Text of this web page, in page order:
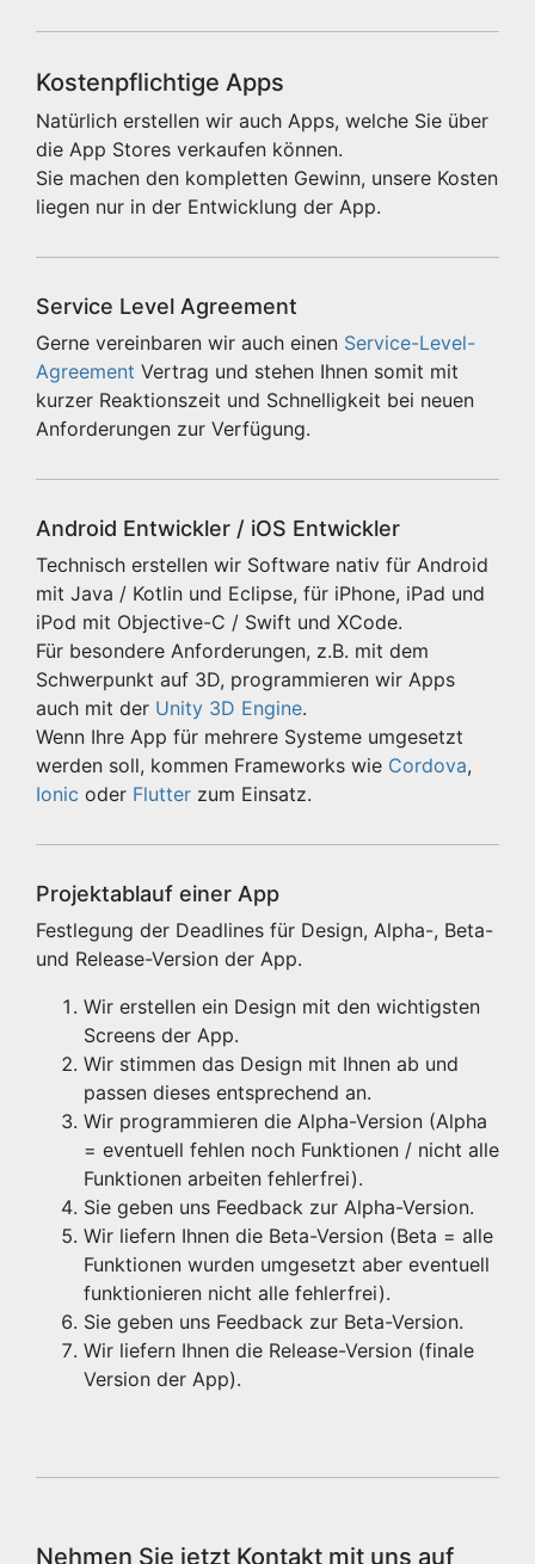
Kostenpflichtige Apps
Natürlich erstellen wir auch Apps, welche Sie über
die App Stores verkaufen können.
Sie machen den kompletten Gewinn, unsere Kosten
liegen nur in der Entwicklung der App.
Service Level Agreement
Gerne vereinbaren wir auch einen Service-Level-
Agreement Vertrag und stehen Ihnen somit mit
kurzer Reaktionszeit und Schnelligkeit bei neuen
Anforderungen zur Verfügung.
Android Entwickler / iOS Entwickler
Technisch erstellen wir Software nativ für Android
mit Java / Kotlin und Eclipse, für iPhone, iPad und
iPod mit Objective-C / Swift und XCode.
Für besondere Anforderungen, z.B. mit dem
Schwerpunkt auf 3D, programmieren wir Apps
auch mit der Unity 3D Engine.
Wenn Ihre App für mehrere Systeme umgesetzt
werden soll, kommen Frameworks wie Cordova,
Ionic oder Flutter zum Einsatz.
Projektablauf einer App
Festlegung der Deadlines für Design, Alpha-, Beta-
und Release-Version der App.
Wir erstellen ein Design mit den wichtigsten
Screens der App.
Wir stimmen das Design mit Ihnen ab und
passen dieses entsprechend an.
Wir programmieren die Alpha-Version (Alpha
= eventuell fehlen noch Funktionen / nicht alle
Funktionen arbeiten fehlerfrei).
Sie geben uns Feedback zur Alpha-Version.
Wir liefern Ihnen die Beta-Version (Beta = alle
Funktionen wurden umgesetzt aber eventuell
funktionieren nicht alle fehlerfrei).
Sie geben uns Feedback zur Beta-Version.
Wir liefern Ihnen die Release-Version (finale
Version der App).
Nehmen Sie jetzt Kontakt mit uns auf